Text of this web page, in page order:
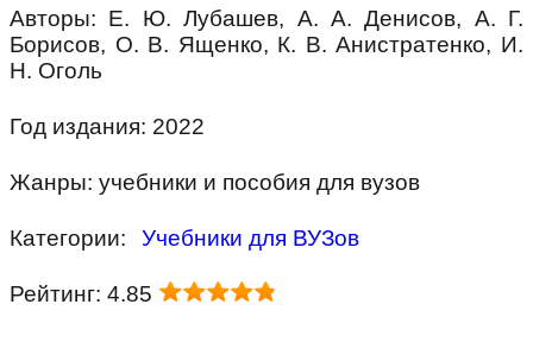
Авторы: Е. Ю. Лубашев, А. А. Денисов, А. Г.
Борисов, О. В. Ященко, К. В. Анистратенко, И.
Н. Оголь
Год издания: 2022
Жанры: учебники и пособия для вузов
Категории: Учебники для ВУЗов
Рейтинг: 4.85